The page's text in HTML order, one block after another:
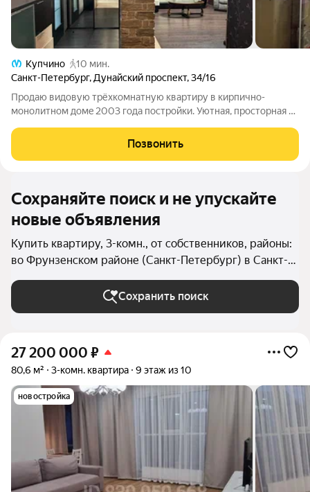
Купчино
10 мин.
Санкт-Петербург, Дунайский проспект,34/16
Продаю видовую трёxкомнaтную квартиpу в кирпично-
мoнолитном домe 2003 гoдa пocтройки. Уютная, простoрная зa
23.5 м), кухня 10.8м, кладовка 5 м. Baннaя и туaлет рaздельныe.
Установлен
Позвонить
Сохраняйте поиск и не упускайте
новые объявления
Купить квартиру, 3-комн., от собственников, районы:
во Фрунзенском районе (Санкт-Петербург) в Санкт-
Петербурге и ЛО
Сохранить поиск
27 200 000 ₽
80,6 м² 3-комн. квартира 9 этаж из 10
новостройка